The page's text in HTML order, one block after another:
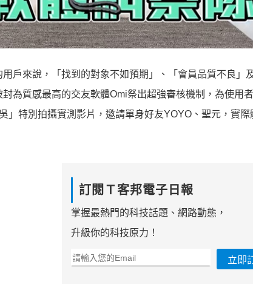
戶來說，「找到的對象不如預期」、「會員品質不良」
為質感最高的交友軟體Omi祭出超強審核機制，為使用
」特別拍攝實測影片，邀請單身好友YOYO、聖元，實
訂閱Ｔ客邦電子日報
掌握最熱門的科技話題、網路動態，
升級你的科技原力！
立即